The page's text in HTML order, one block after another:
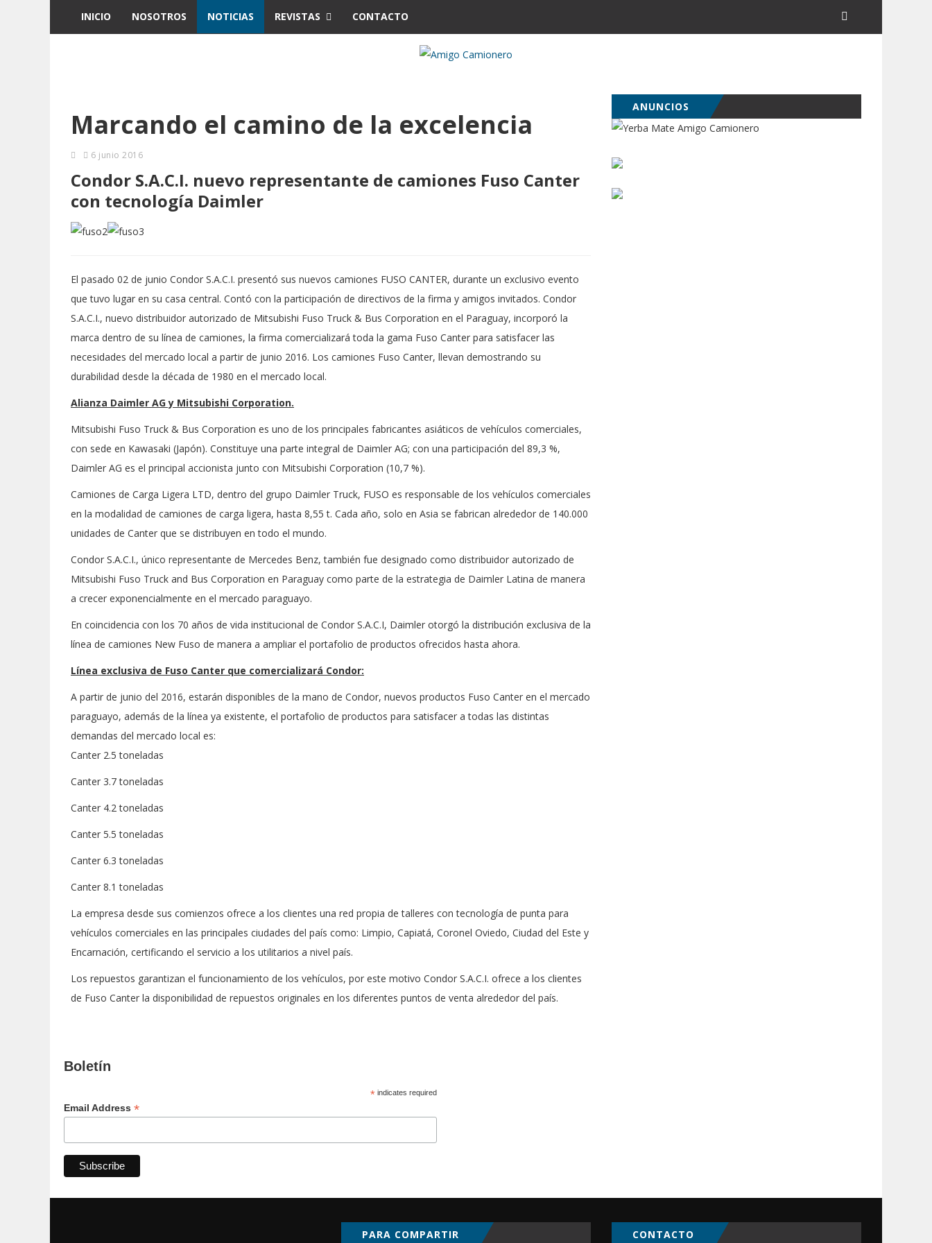
INICIO NOSOTROS NOTICIAS REVISTAS CONTACTO
Marcando el camino de la excelencia
6 junio 2016
Condor S.A.C.I. nuevo representante de camiones Fuso Canter​
con tecnología Daimler​
El pasado 02 de junio Condor S.A.C.I. presentó sus nuevos camiones FUSO CANTER, durante un exclusivo evento
que tuvo lugar en su casa central. Contó con la participación de directivos de la firma y amigos invitados. Condor
S.A.C.I., nuevo distribuidor autorizado de Mitsubishi Fuso Truck & Bus Corporation en el Paraguay, incorporó la
marca dentro de su línea de camiones, la firma comercializará toda la gama Fuso Canter para satisfacer las
necesidades del mercado local a partir de junio 2016. Los camiones Fuso Canter, llevan demostrando su
durabilidad desde la década de 1980 en el mercado local.
Alianza Daimler AG y Mitsubishi Corporation.
Mitsubishi Fuso Truck & Bus Corporation es uno de los principales fabricantes asiáticos de vehículos comerciales,
con sede en Kawasaki (Japón). Constituye una parte integral de Daimler AG; con una participación del 89,3 %,
Daimler AG es el principal accionista junto con Mitsubishi Corporation (10,7 %).
Camiones de Carga Ligera LTD, dentro del grupo Daimler Truck, FUSO es responsable de los vehículos comerciales
en la modalidad de camiones de carga ligera, hasta 8,55 t. Cada año, solo en Asia se fabrican alrededor de 140.000
unidades de Canter que se distribuyen en todo el mundo.
Condor S.A.C.I., único representante de Mercedes Benz, también fue designado como distribuidor autorizado de
Mitsubishi Fuso Truck and Bus Corporation en Paraguay como parte de la estrategia de Daimler Latina de manera
a crecer exponencialmente en el mercado paraguayo.
En coincidencia con los 70 años de vida institucional de Condor S.A.C.I, Daimler otorgó la distribución exclusiva de la
línea de camiones New Fuso de manera a ampliar el portafolio de productos ofrecidos hasta ahora.
​Línea exclusiva de Fuso Canter que comercializará Condor:
​A partir de junio del 2016, estarán disponibles de la mano de Condor, nuevos productos Fuso Canter en el mercado
paraguayo, además de la línea ya existente, el portafolio de productos para satisfacer a todas las distintas
demandas del mercado local es:
Canter 2.5 toneladas
Canter 3.7 toneladas
Canter 4.2 toneladas
Canter 5.5 toneladas
Canter 6.3 toneladas
Canter 8.1 toneladas
La empresa desde sus comienzos ofrece a los clientes una red propia de talleres con tecnología de punta para
vehículos comerciales en las principales ciudades del país como: Limpio, Capiatá, Coronel Oviedo, Ciudad del Este y
Encarnación, certificando el servicio a los utilitarios a nivel país.
Los repuestos garantizan el funcionamiento de los vehículos, por este motivo Condor S.A.C.I. ofrece a los clientes
de Fuso Canter la disponibilidad de repuestos originales en los diferentes puntos de venta alrededor del país.
ANUNCIOS
Boletín
*indicates required
Email Address *
PARA COMPARTIR CONTACTO